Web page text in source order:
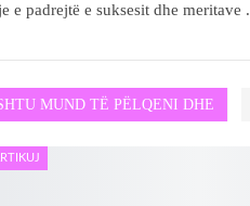
e padrejtë e suksesit dhe meritave .
MUND TË PËLQENI DHE